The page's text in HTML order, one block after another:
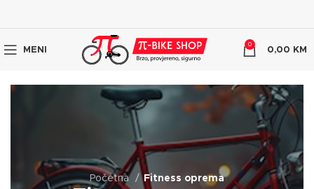
MENI
0
0,00 KM
Početna Fitness oprema